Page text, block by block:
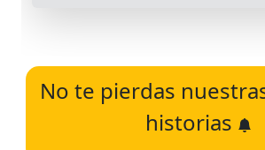
No te pierdas
historias